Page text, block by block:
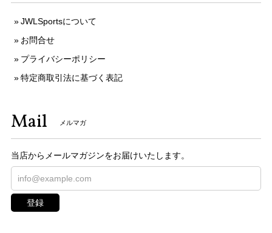
JWLSportsについて
お問合せ
プライバシーポリシー
特定商取引法に基づく表記
Mail メルマガ
当店からメールマガジンをお届けいたします。
登録